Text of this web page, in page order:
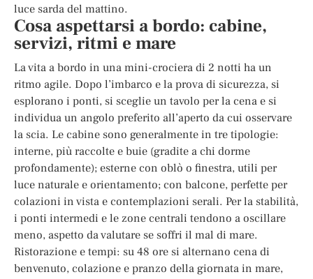
luce sarda del mattino.
Cosa aspettarsi a bordo: cabine,
servizi, ritmi e mare
La vita a bordo in una mini-crociera di 2 notti ha un
ritmo agile. Dopo l’imbarco e la prova di sicurezza, si
esplorano i ponti, si sceglie un tavolo per la cena e si
individua un angolo preferito all’aperto da cui osservare
la scia. Le cabine sono generalmente in tre tipologie:
interne, più raccolte e buie (gradite a chi dorme
profondamente); esterne con oblò o finestra, utili per
luce naturale e orientamento; con balcone, perfette per
colazioni in vista e contemplazioni serali. Per la stabilità,
i ponti intermedi e le zone centrali tendono a oscillare
meno, aspetto da valutare se soffri il mal di mare.
Ristorazione e tempi: su 48 ore si alternano cena di
benvenuto, colazione e pranzo della giornata in mare,